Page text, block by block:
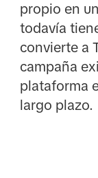
propio en
todavía
convierte a
campaña
plataforma
largo plazo.